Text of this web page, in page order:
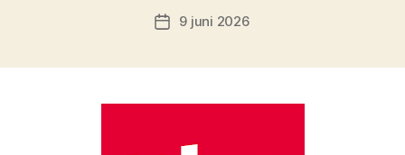
Berichtdatum
9 juni 2026